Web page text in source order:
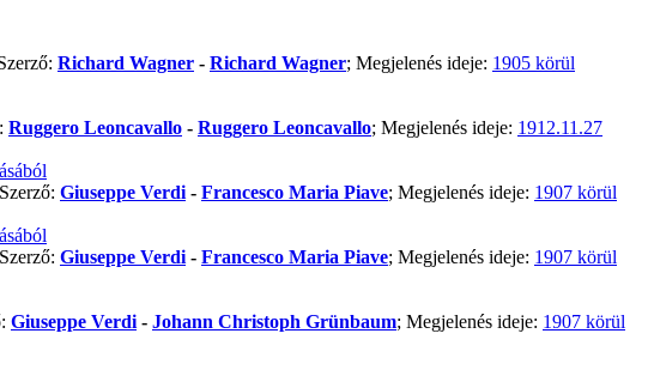
Richard Wagner - Richard Wagner; Megjelenés ideje: 1905 körül
Ruggero Leoncavallo - Ruggero Leoncavallo; Megjelenés ideje: 1912.11.27
Giuseppe Verdi - Francesco Maria Piave; Megjelenés ideje: 1907 körül
Giuseppe Verdi - Francesco Maria Piave; Megjelenés ideje: 1907 körül
Giuseppe Verdi - Johann Christoph Grünbaum; Megjelenés ideje: 1907 körül